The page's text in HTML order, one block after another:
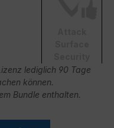
lediglich 90 Tage
können.
Bundle enthalten.